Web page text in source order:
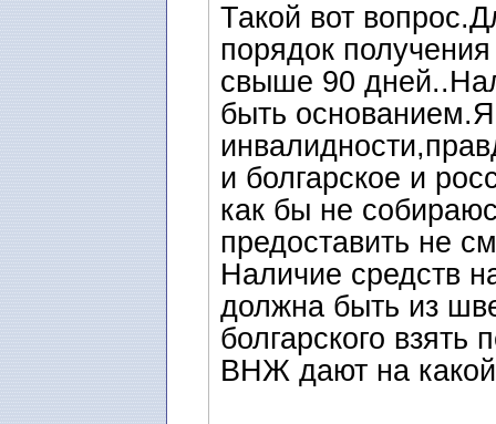
Такой вот
порядок
свыше 90
быть
и болгарское и
как бы не
предоставить не
Наличие средств
должна быть из
болгарского
ВНЖ дают на